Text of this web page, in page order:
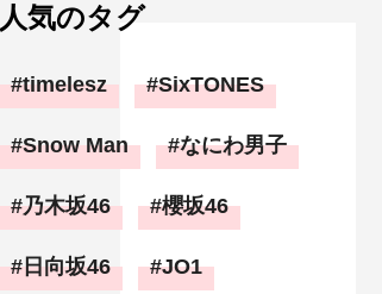
人気のタグ
timelesz SixTONES
Snow Man なにわ男子
乃木坂46 櫻坂46
日向坂46 JO1